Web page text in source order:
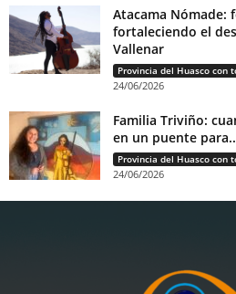
Atacama Nómade:
fortaleciendo el
Vallenar
24/06/2026
Familia Triviño:
en un puente
24/06/2026